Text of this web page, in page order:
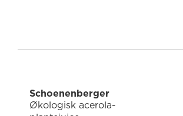
Schoenenberger
Økologisk acerola-